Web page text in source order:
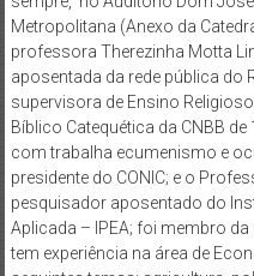
Metropolitana (Anexo da
professora Therezinha Motta
aposentada da rede pública do
supervisora de Ensino
Bíblico Catequética da CNBB
com trabalha ecumenismo e
presidente do CONIC; e o
pesquisador aposentado do
Aplicada – IPEA; foi membro
tem experiência na área de